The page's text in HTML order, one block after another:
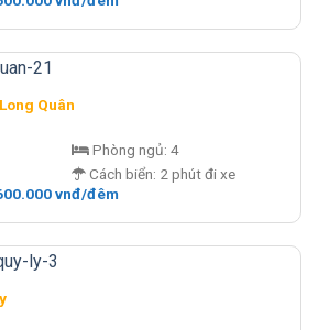
tại
2.600.000 vnđ/
Quân
Phòng ngủ: 4
Cách biển: 2 phút đi xe
vnđ/đêmGiá
tại
1.600.000 vnđ/